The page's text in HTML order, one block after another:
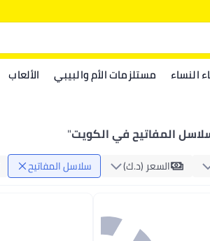
النساء مستلزمات الأم والبيبي الألعاب
المفاتيح في الكويت"
السعر (د.ك‏) سلاسل المفاتيح